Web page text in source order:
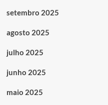
setembro 2025
agosto 2025
julho 2025
junho 2025
maio 2025